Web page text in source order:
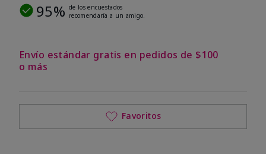
95% de los encuestados
recomendaría a un amigo.
Envío estándar gratis en pedidos de $100
o más
Favoritos